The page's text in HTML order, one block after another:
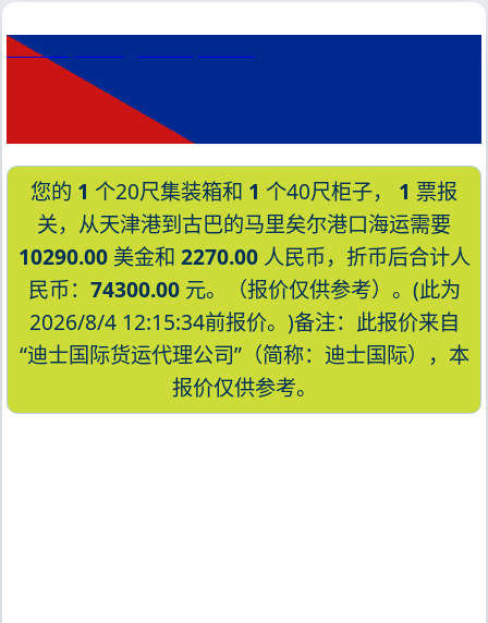
Mardas, Turkey, 马达斯, 土耳其
您的 1 个20尺集装箱和 1 个40尺柜子， 1 票报
关，从天津港到古巴的马里矣尔港口海运需要
10290.00美金和 2270.00人民币，折币后合计人
民币： 74300.00元。（报价仅供参考）。(此为
2026/8/4 12:15:34前报价。)备注：此报价来自
“迪士国际货运代理公司”（简称：迪士国际），本
报价仅供参考。